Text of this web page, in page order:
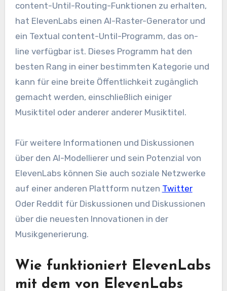
content-Until-Routing-Funktionen zu erhalten,
hat ElevenLabs einen AI-Raster-Generator und
ein Textual content-Until-Programm, das on-
line verfügbar ist. Dieses Programm hat den
besten Rang in einer bestimmten Kategorie und
kann für eine breite Öffentlichkeit zugänglich
gemacht werden, einschließlich einiger
Musiktitel oder anderer anderer Musiktitel.
Für weitere Informationen und Diskussionen
über den AI-Modellierer und sein Potenzial von
ElevenLabs können Sie auch soziale Netzwerke
auf einer anderen Plattform nutzen Twitter
Oder Reddit für Diskussionen und Diskussionen
über die neuesten Innovationen in der
Musikgenerierung.
Wie funktioniert ElevenLabs
mit dem von ElevenLabs